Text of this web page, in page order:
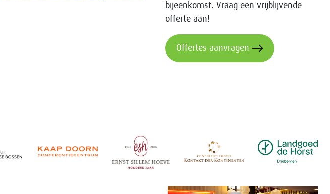
bijeenkomst. Vraag een vrijblijvende
offerte aan!
Offertes aanvragen